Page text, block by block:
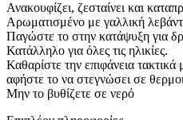
Ανακουφίζει, ζεσταίνει και
Αρωματισμένο με γαλλική
Παγώστε το στην κατάψυξη για
Κατάλληλο για όλες τις ηλικίες.
Καθαρίστε την επιφάνεια
αφήστε το να στεγνώσει σε
Μην το βυθίζετε σε νερό